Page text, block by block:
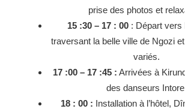
prise des photos et
15 :30 – 17 : 00: Départ vers
traversant la belle ville de Ngozi
variés.
17 :00 – 17 :45 : Arrivées à
des danseurs
18 : 00 : Installation à l’hôtel,